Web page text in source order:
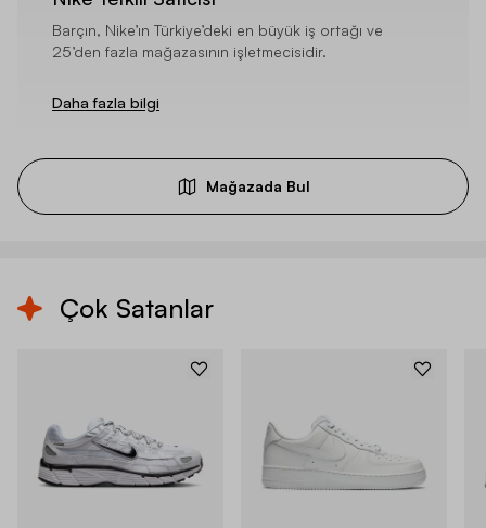
Barçın, Nike’ın Türkiye’deki en büyük iş ortağı ve
25’den fazla mağazasının işletmecisidir.
Daha fazla bilgi
Mağazada Bul
Çok Satanlar